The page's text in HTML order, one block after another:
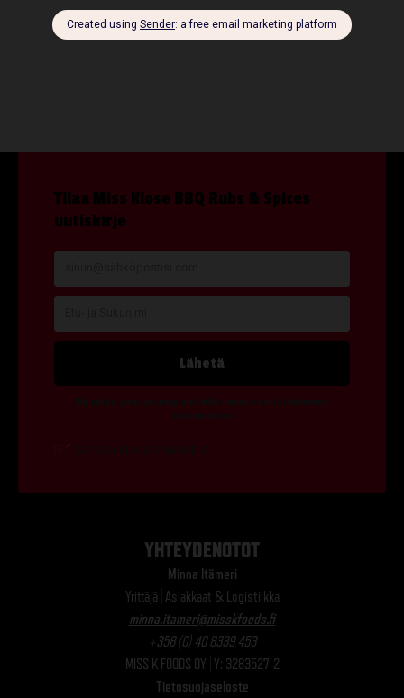
YHTEYDENOTOT
Minna Itämeri
Yrittäjä | Asiakkaat & Logistiikka
minna.itameri@misskfoods.fi
+358 (0) 40 8339 453
MISS K FOODS OY | Y: 3283527-2
Tietosuojaseloste